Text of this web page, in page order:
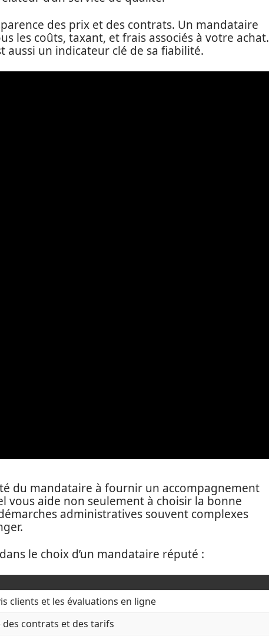
des prix et des contrats. Un mandataire
les coûts, taxant, et frais associés à votre achat.
aussi un indicateur clé de sa fiabilité.
du mandataire à fournir un accompagnement
vous aide non seulement à choisir la bonne
administratives souvent complexes
le choix d’un mandataire réputé :
clients et les évaluations en ligne
contrats et des tarifs